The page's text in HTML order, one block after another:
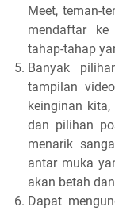
Meet, teman-
mendaftar
tahap-tahap
Banyak
tampilan
keinginan
dan pilihan
menarik
antar muka
akan betah
Dapat